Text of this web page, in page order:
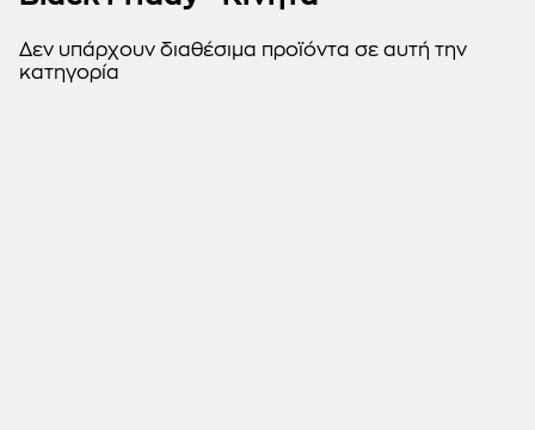
Δεν υπάρχουν διαθέσιμα προϊόντα σε αυτή την
κατηγορία